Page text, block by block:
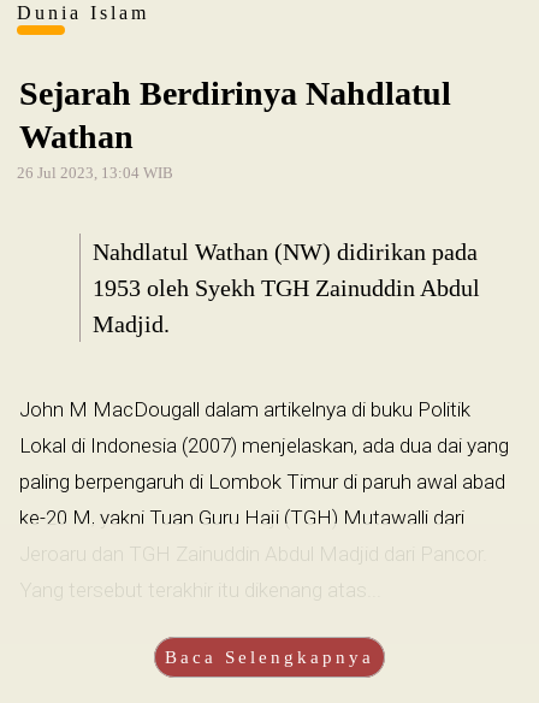
Dunia Islam
Sejarah Berdirinya Nahdlatul
Wathan
26 Jul 2023, 13:04 WIB
Nahdlatul Wathan (NW) didirikan pada
1953 oleh Syekh TGH Zainuddin Abdul
Madjid.
John M MacDougall dalam artikelnya di buku Politik
Lokal di Indonesia (2007) menjelaskan, ada dua dai yang
paling berpengaruh di Lombok Timur di paruh awal abad
ke-20 M, yakni Tuan Guru Haji (TGH) Mutawalli dari
Jeroaru dan TGH Zainuddin Abdul Madjid dari Pancor.
Yang tersebut terakhir itu dikenang atas...
Baca Selengkapnya